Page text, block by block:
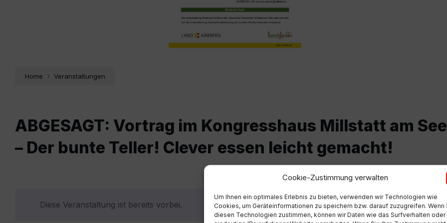
Cookie-Zustimmung verwalten
Um Ihnen ein optimales Erlebnis zu bieten, verwenden wir Technologien wie
Cookies, um Geräteinformationen zu speichern bzw. darauf zuzugreifen. Wenn
diesen Technologien zustimmen, können wir Daten wie das Surfverhalten oder
Home Veranstaltungen
ABGESAGT: Vortrag im Kongresshaus Millstatt am See
– Der bunte Teller! Clever essen leicht gemacht!
Diese Veranstaltung ist bereits vorbei.